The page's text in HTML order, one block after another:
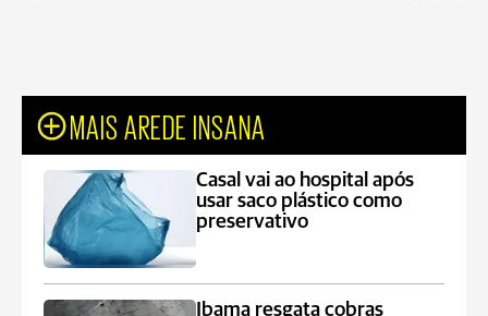
MAIS AREDE INSANA
Casal vai ao hospital após
usar saco plástico como
preservativo
Ibama resgata cobras